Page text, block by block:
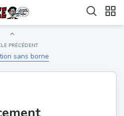
PRÉCÉDENT
sans borne